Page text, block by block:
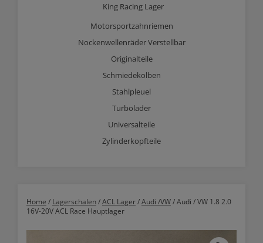
King Racing Lager
Motorsportzahnriemen
Nockenwellenräder Verstellbar
Originalteile
Schmiedekolben
Stahlpleuel
Turbolader
Universalteile
Zylinderkopfteile
Home / Lagerschalen/ACL Lager/Audi /VW/ Audi / VW 1.8 2.0
16V-20V ACL Race Hauptlager